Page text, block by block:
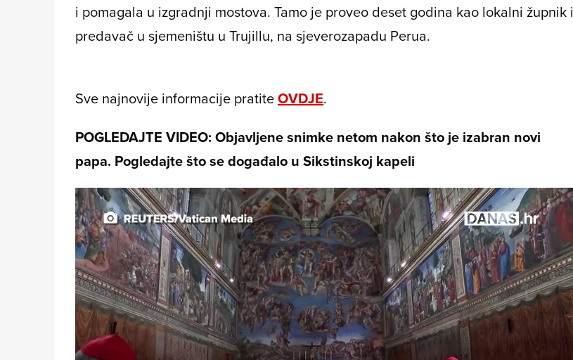
i pomagala u izgradnji mostova. Tamo je proveo deset godina kao lokalni župnik i
predavač u sjemeništu u Trujillu, na sjeverozapadu Perua.
Sve najnovije informacije pratiteOVDJE.
POGLEDAJTE VIDEO: Objavljene snimke netom nakon što je izabran novi
papa. Pogledajte što se događalo u Sikstinskoj kapeli
Video
Player
is
loading.